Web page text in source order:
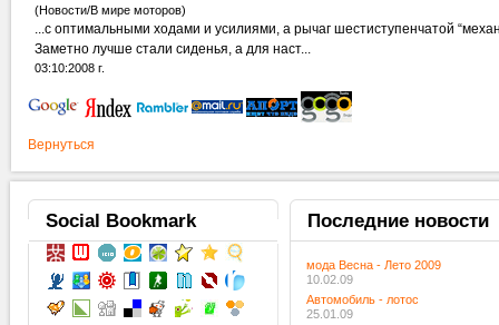
(Новости/В мире моторов)
...с оптимальными ходами и усилиями, а рычаг шестиступенчатой
Заметно лучше стали сиденья, а для наст...
03:10:2008 г.
Вернуться
Social Bookmark Последниеновости
мода Весна - Лето 2009
10.02.09
Автомобиль - лотос
25.01.09